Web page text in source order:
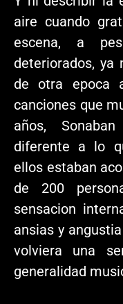
aire cuando
escena, a
deteriorados, ya
de otra epoca
canciones que
años,
diferente a lo
ellos estaban
de 200
sensacion
ansias y
volviera una
generalidad